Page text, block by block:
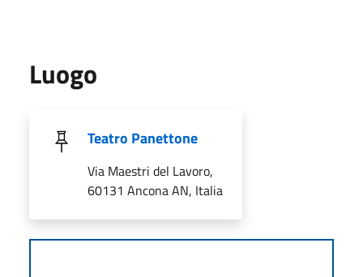
Luogo
Teatro Panettone
Via Maestri del Lavoro,
60131 Ancona AN, Italia